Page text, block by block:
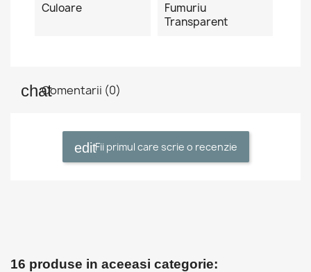
Culoare
Fumuriu
Transparent
Comentarii (0)
Fii primul care scrie o recenzie
16 produse in aceeasi categorie: